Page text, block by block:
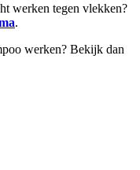
werken tegen vlekken?
.
werken? Bekijk dan